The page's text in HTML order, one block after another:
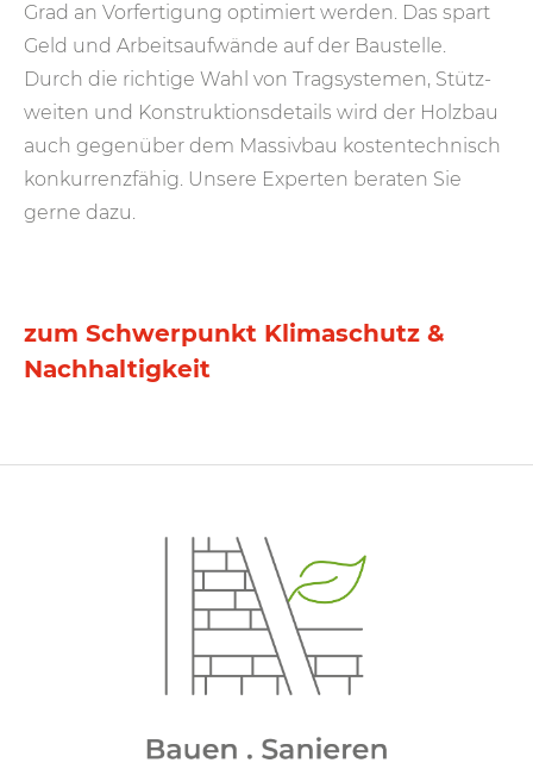
Grad an Vor­ferti­gung optimiert werden. Das spart
Geld und Arbeits­aufwände auf der Bau­stelle.
Durch die richtige Wahl von Trag­systemen, Stütz­
weiten und Konstruktions­details wird der Holz­bau
auch gegen­über dem Massiv­bau kosten­technisch
konkurrenz­fähig. Unsere Experten beraten Sie
gerne dazu.
zum Schwerpunkt Klimaschutz &
Nachhaltigkeit